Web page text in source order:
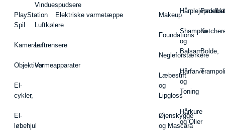
PlayStation
Spil
Kameraer
Objektiver
El-
cykler,
El-
løbehjul
Vinduespudsere
Luftkølere
Luftrensere
Varmeapparater
Elektriske varmetæppe Makeup
Foundations
Negleforstærkere
Læbestift
og
Lipgloss
Øjenskygge
og Mascara
Shampoo
og
Balsam
Hårfarve
og
Toning
Hårkure
og Olier
Bolde,